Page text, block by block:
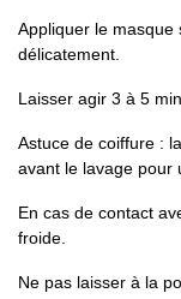
Appliquer le masque
délicatement.
Laisser agir 3 à 5
Astuce de coiffure :
avant le lavage pour
En cas de contact
froide.
Ne pas laisser à la